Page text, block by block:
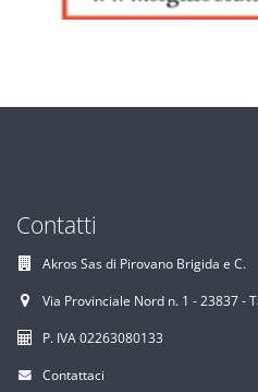
Contatti
Akros Sas di Pirovano Brigida e C.
Via Provinciale Nord n. 1 - 23837 -
P. IVA 02263080133
Contattaci